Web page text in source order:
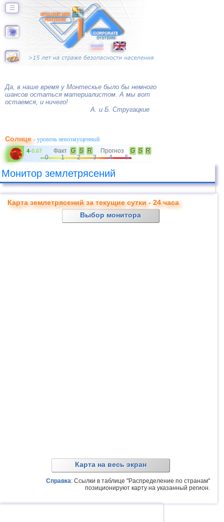
☰
Да, в наше время у Монтескье было бы немного
шансов остаться материалистом. А мы вот
остаемся, и ничего!
А. и Б. Стругацкие
Солнце- уровень невозмущенный
4-0.67 Факт G S R Прогноз G S
R
0
1 2 3 4 5
Монитор землетрясений
Карта землетрясений за текущие сутки - 24 часа
Выбор монитора
Карта на весь экран
Справка: Ссылки в таблице "Распределение по странам"
позиционируют карту на указанный регион.